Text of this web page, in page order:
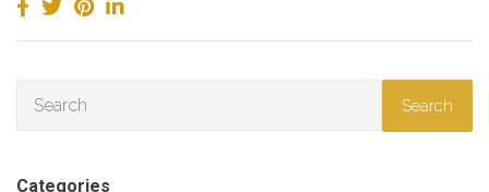
Search
Categories